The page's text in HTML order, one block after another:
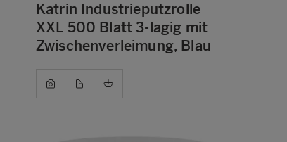
Katrin Industrieputzrolle
XXL 500 Blatt 3-lagig mit
Zwischenverleimung, Blau